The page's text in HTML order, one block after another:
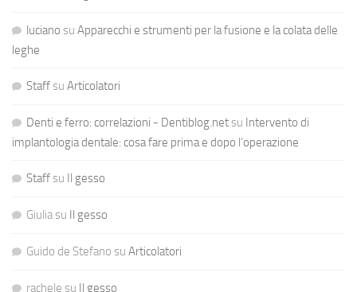
luciano su Apparecchi e strumenti per la fusione e la colata delle
leghe
Staffsu Articolatori
Denti e ferro: correlazioni - Dentiblog.netsu Intervento di
implantologia dentale: cosa fare prima e dopo l’operazione
Staffsu Il gesso
Giuliasu Il gesso
Guido de Stefano su Articolatori
rachele su Il gesso